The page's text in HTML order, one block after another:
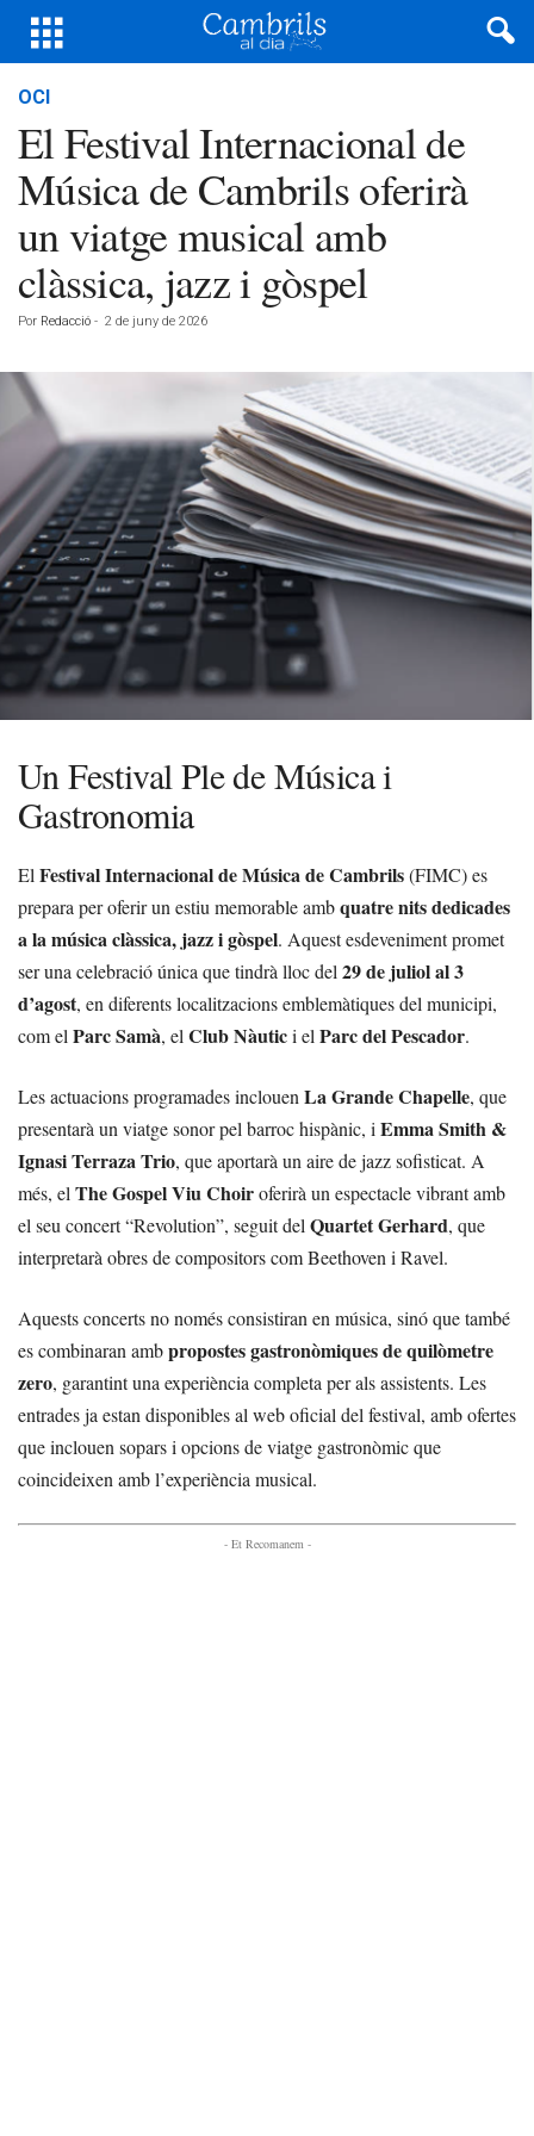
OCI
El Festival Internacional de
Música de Cambrils oferirà
un viatge musical amb
clàssica, jazz i gòspel
Por Redacció - 2 de juny de 2026
Un Festival Ple de Música i
Gastronomia
El Festival Internacional de Música de Cambrils(FIMC) es
prepara per oferir un estiu memorable ambquatre nits dedicades
a la música clàssica, jazz i gòspel. Aquest esdeveniment promet
ser una celebració única que tindrà lloc del 29 de juliol al 3
d’agost, en diferents localitzacions emblemàtiques del municipi,
com el Parc Samà, el Club Nàutici el Parc del Pescador.
Les actuacions programades inclouen La Grande Chapelle, que
presentarà un viatge sonor pel barroc hispànic, i Emma Smith &
Ignasi Terraza Trio, que aportarà un aire de jazz sofisticat. A
més, el The Gospel Viu Choiroferirà un espectacle vibrant amb
el seu concert “Revolution”, seguit del Quartet Gerhard, que
interpretarà obres de compositors com Beethoven i Ravel.
Aquests concerts no només consistiran en música, sinó que també
es combinaran ambpropostes gastronòmiques de quilòmetre
zero, garantint una experiència completa per als assistents. Les
entrades ja estan disponibles al web oficial del festival, amb ofertes
que inclouen sopars i opcions de viatge gastronòmic que
coincideixen amb l’experiència musical.
- Et Recomanem -